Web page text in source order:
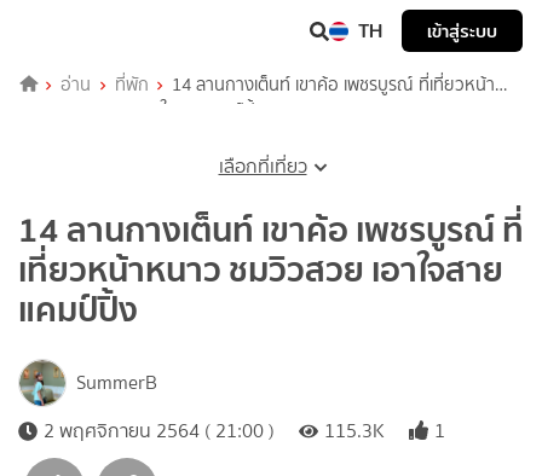
TH เข้าสู่ระบบ
อ่าน ที่พัก
14 ลานกางเต็นท์ เขาค้อ เพชรบูรณ์ ที่เที่ยวหน้า
หนาว ชมวิวสวย เอาใจสายแคมป์ปิ้ง
เลือกที่เที่ยว
14 ลานกางเต็นท์ เขาค้อ เพชรบูรณ์ ที่
เที่ยวหน้าหนาว ชมวิวสวย เอาใจสาย
แคมป์ปิ้ง
SummerB
2 พฤศจิกายน 2564 ( 21:00 )
115.3K 1